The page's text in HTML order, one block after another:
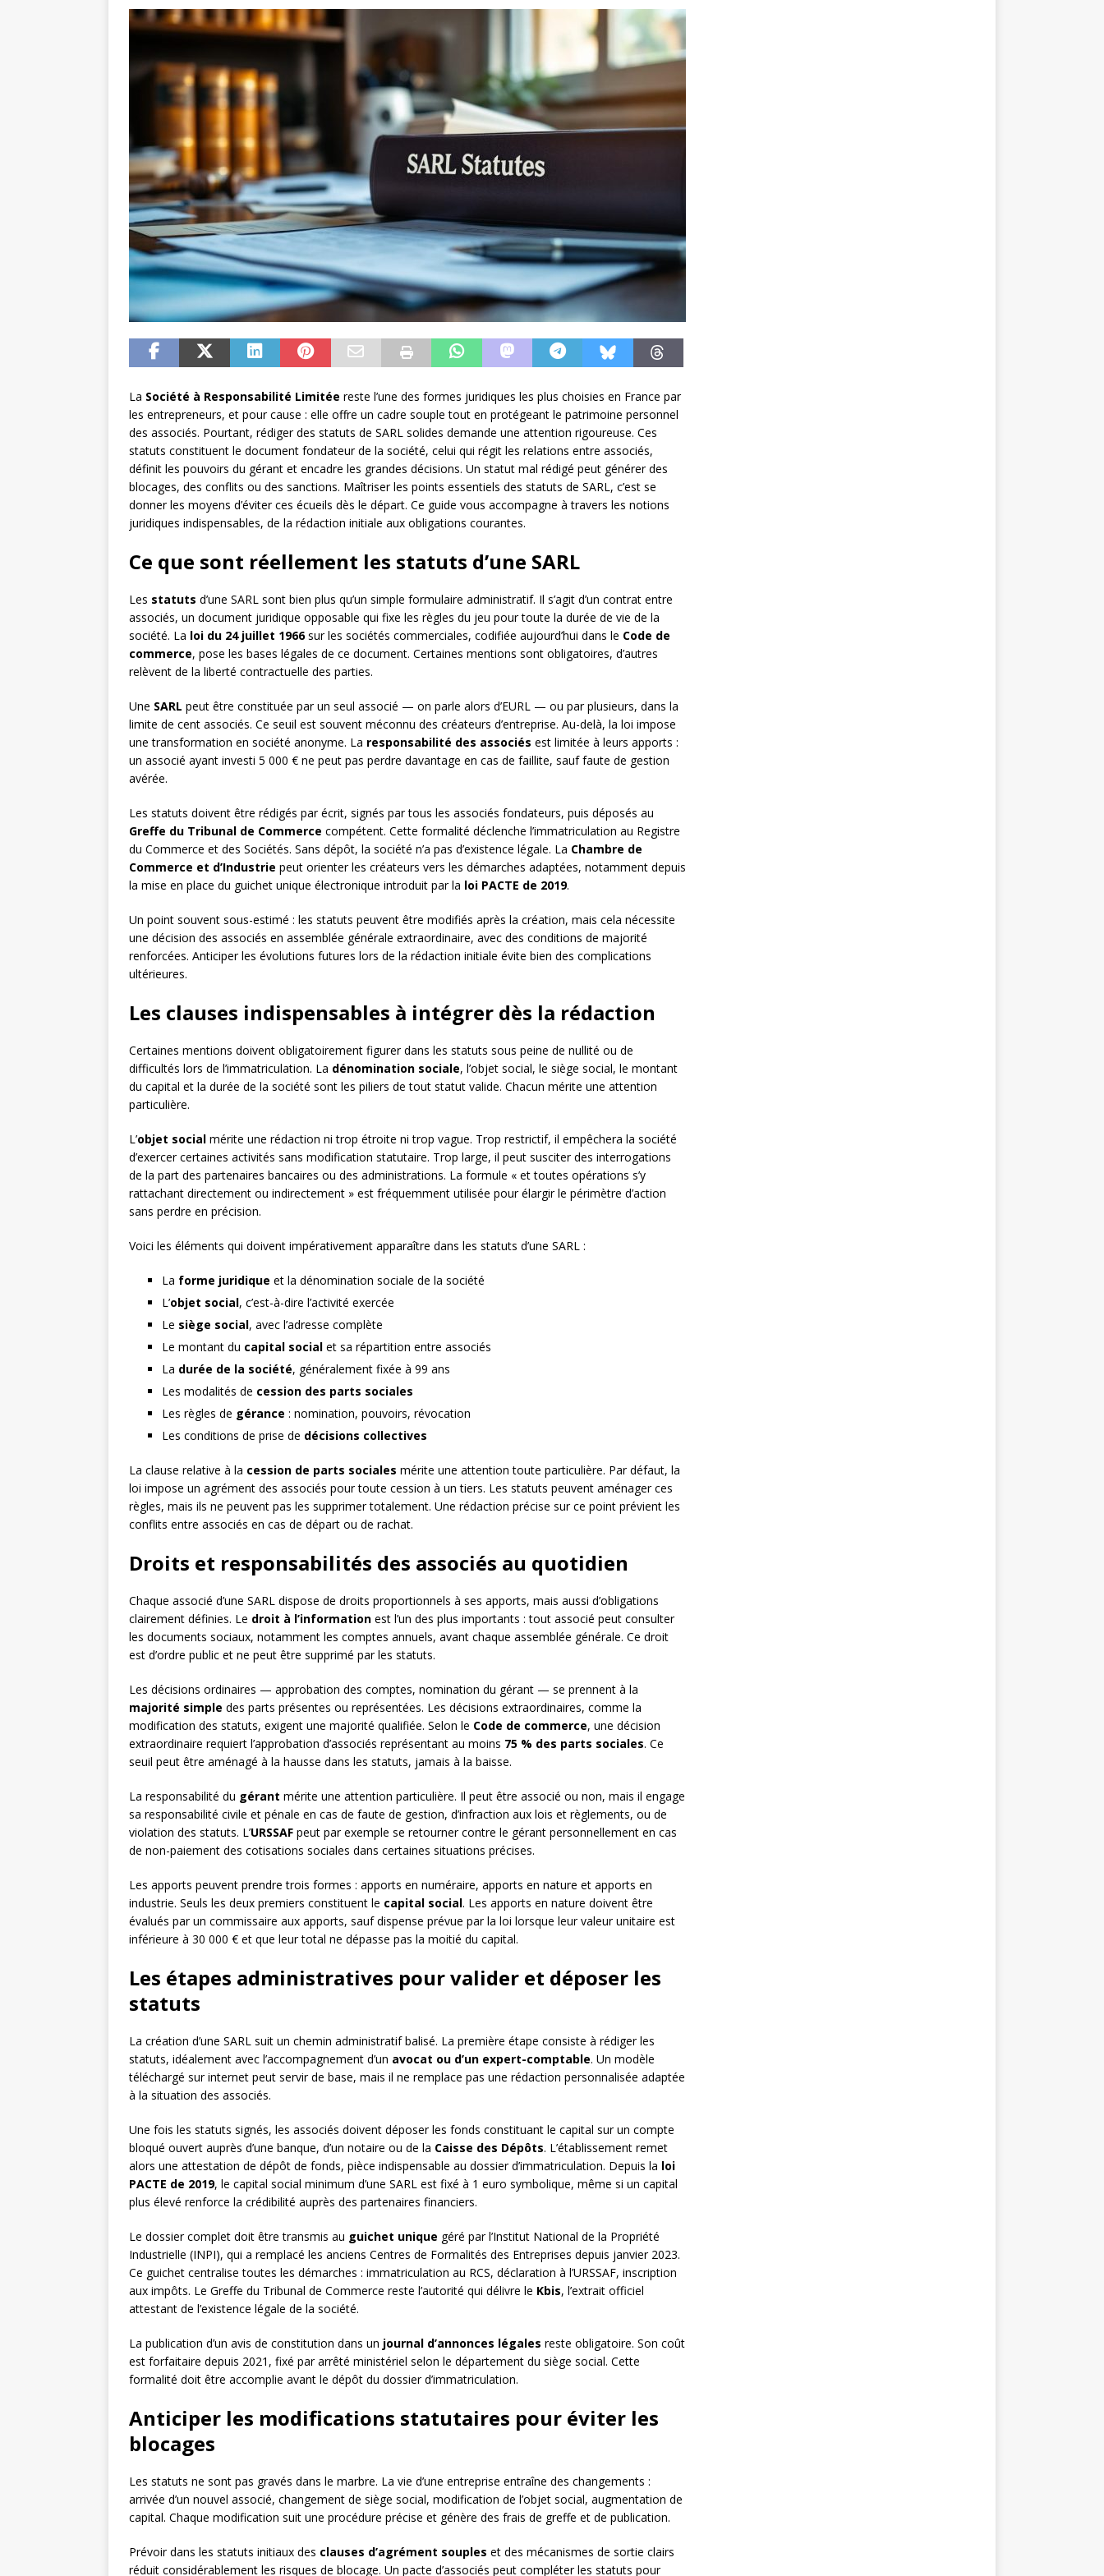
La Société à Responsabilité Limitée reste l’une des formes juridiques les plus choisies en France par
les entrepreneurs, et pour cause : elle offre un cadre souple tout en protégeant le patrimoine personnel
des associés. Pourtant, rédiger des statuts de SARL solides demande une attention rigoureuse. Ces
statuts constituent le document fondateur de la société, celui qui régit les relations entre associés,
définit les pouvoirs du gérant et encadre les grandes décisions. Un statut mal rédigé peut générer des
blocages, des conflits ou des sanctions. Maîtriser les points essentiels des statuts de SARL, c’est se
donner les moyens d’éviter ces écueils dès le départ. Ce guide vous accompagne à travers les notions
juridiques indispensables, de la rédaction initiale aux obligations courantes.
Ce que sont réellement les statuts d’une SARL
Les statuts d’une SARL sont bien plus qu’un simple formulaire administratif. Il s’agit d’un contrat entre
associés, un document juridique opposable qui fixe les règles du jeu pour toute la durée de vie de la
société. La loi du 24 juillet 1966sur les sociétés commerciales, codifiée aujourd’hui dans le Code de
commerce, pose les bases légales de ce document. Certaines mentions sont obligatoires, d’autres
relèvent de la liberté contractuelle des parties.
Une SARL peut être constituée par un seul associé — on parle alors d’EURL — ou par plusieurs, dans la
limite de cent associés. Ce seuil est souvent méconnu des créateurs d’entreprise. Au-delà, la loi impose
une transformation en société anonyme. La responsabilité des associés est limitée à leurs apports :
un associé ayant investi 5 000 € ne peut pas perdre davantage en cas de faillite, sauf faute de gestion
avérée.
Les statuts doivent être rédigés par écrit, signés par tous les associés fondateurs, puis déposés au
Greffe du Tribunal de Commerce compétent. Cette formalité déclenche l’immatriculation au Registre
du Commerce et des Sociétés. Sans dépôt, la société n’a pas d’existence légale. La Chambre de
Commerce et d’Industrie peut orienter les créateurs vers les démarches adaptées, notamment depuis
la mise en place du guichet unique électronique introduit par la loi PACTE de 2019.
Un point souvent sous-estimé : les statuts peuvent être modifiés après la création, mais cela nécessite
une décision des associés en assemblée générale extraordinaire, avec des conditions de majorité
renforcées. Anticiper les évolutions futures lors de la rédaction initiale évite bien des complications
ultérieures.
Les clauses indispensables à intégrer dès la rédaction
Certaines mentions doivent obligatoirement figurer dans les statuts sous peine de nullité ou de
difficultés lors de l’immatriculation. La dénomination sociale, l’objet social, le siège social, le montant
du capital et la durée de la société sont les piliers de tout statut valide. Chacun mérite une attention
particulière.
L’objet social mérite une rédaction ni trop étroite ni trop vague. Trop restrictif, il empêchera la société
d’exercer certaines activités sans modification statutaire. Trop large, il peut susciter des interrogations
de la part des partenaires bancaires ou des administrations. La formule « et toutes opérations s’y
rattachant directement ou indirectement » est fréquemment utilisée pour élargir le périmètre d’action
sans perdre en précision.
Voici les éléments qui doivent impérativement apparaître dans les statuts d’une SARL :
La forme juridique et la dénomination sociale de la société
L’objet social, c’est-à-dire l’activité exercée
Le siège social, avec l’adresse complète
Le montant du capital social et sa répartition entre associés
La durée de la société, généralement fixée à 99 ans
Les modalités de cession des parts sociales
Les règles de gérance : nomination, pouvoirs, révocation
Les conditions de prise de décisions collectives
La clause relative à la cession de parts sociales mérite une attention toute particulière. Par défaut, la
loi impose un agrément des associés pour toute cession à un tiers. Les statuts peuvent aménager ces
règles, mais ils ne peuvent pas les supprimer totalement. Une rédaction précise sur ce point prévient les
conflits entre associés en cas de départ ou de rachat.
Droits et responsabilités des associés au quotidien
Chaque associé d’une SARL dispose de droits proportionnels à ses apports, mais aussi d’obligations
clairement définies. Le droit à l’information est l’un des plus importants : tout associé peut consulter
les documents sociaux, notamment les comptes annuels, avant chaque assemblée générale. Ce droit
est d’ordre public et ne peut être supprimé par les statuts.
Les décisions ordinaires — approbation des comptes, nomination du gérant — se prennent à la
majorité simple des parts présentes ou représentées. Les décisions extraordinaires, comme la
modification des statuts, exigent une majorité qualifiée. Selon le Code de commerce, une décision
extraordinaire requiert l’approbation d’associés représentant au moins 75 % des parts sociales. Ce
seuil peut être aménagé à la hausse dans les statuts, jamais à la baisse.
La responsabilité du gérant mérite une attention particulière. Il peut être associé ou non, mais il engage
sa responsabilité civile et pénale en cas de faute de gestion, d’infraction aux lois et règlements, ou de
violation des statuts. L’URSSAF peut par exemple se retourner contre le gérant personnellement en cas
de non-paiement des cotisations sociales dans certaines situations précises.
Les apports peuvent prendre trois formes : apports en numéraire, apports en nature et apports en
industrie. Seuls les deux premiers constituent le capital social. Les apports en nature doivent être
évalués par un commissaire aux apports, sauf dispense prévue par la loi lorsque leur valeur unitaire est
inférieure à 30 000 € et que leur total ne dépasse pas la moitié du capital.
Les étapes administratives pour valider et déposer les
statuts
La création d’une SARL suit un chemin administratif balisé. La première étape consiste à rédiger les
statuts, idéalement avec l’accompagnement d’un avocat ou d’un expert-comptable. Un modèle
téléchargé sur internet peut servir de base, mais il ne remplace pas une rédaction personnalisée adaptée
à la situation des associés.
Une fois les statuts signés, les associés doivent déposer les fonds constituant le capital sur un compte
bloqué ouvert auprès d’une banque, d’un notaire ou de la Caisse des Dépôts. L’établissement remet
alors une attestation de dépôt de fonds, pièce indispensable au dossier d’immatriculation. Depuis la loi
PACTE de 2019, le capital social minimum d’une SARL est fixé à 1 euro symbolique, même si un capital
plus élevé renforce la crédibilité auprès des partenaires financiers.
Le dossier complet doit être transmis au guichet unique géré par l’Institut National de la Propriété
Industrielle (INPI), qui a remplacé les anciens Centres de Formalités des Entreprises depuis janvier 2023.
Ce guichet centralise toutes les démarches : immatriculation au RCS, déclaration à l’URSSAF, inscription
aux impôts. Le Greffe du Tribunal de Commerce reste l’autorité qui délivre le Kbis, l’extrait officiel
attestant de l’existence légale de la société.
La publication d’un avis de constitution dans un journal d’annonces légales reste obligatoire. Son coût
est forfaitaire depuis 2021, fixé par arrêté ministériel selon le département du siège social. Cette
formalité doit être accomplie avant le dépôt du dossier d’immatriculation.
Anticiper les modifications statutaires pour éviter les
blocages
Les statuts ne sont pas gravés dans le marbre. La vie d’une entreprise entraîne des changements :
arrivée d’un nouvel associé, changement de siège social, modification de l’objet social, augmentation de
capital. Chaque modification suit une procédure précise et génère des frais de greffe et de publication.
Prévoir dans les statuts initiaux des clauses d’agrément souples et des mécanismes de sortie clairs
réduit considérablement les risques de blocage. Un pacte d’associés peut compléter les statuts pour